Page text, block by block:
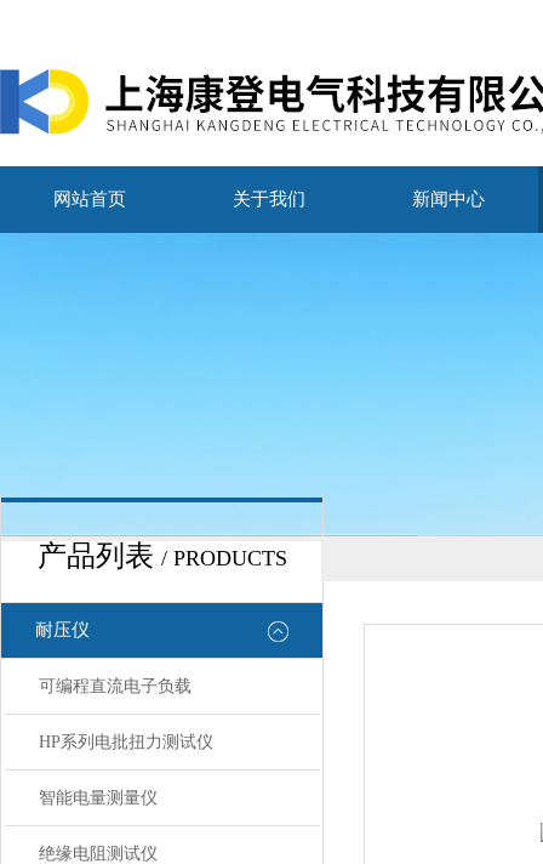
网站首页 关于我们 新闻中心
产品列表 / PRODUCTS
耐压仪
可编程直流电子负载
HP系列电批扭力测试仪
智能电量测量仪
绝缘电阻测试仪